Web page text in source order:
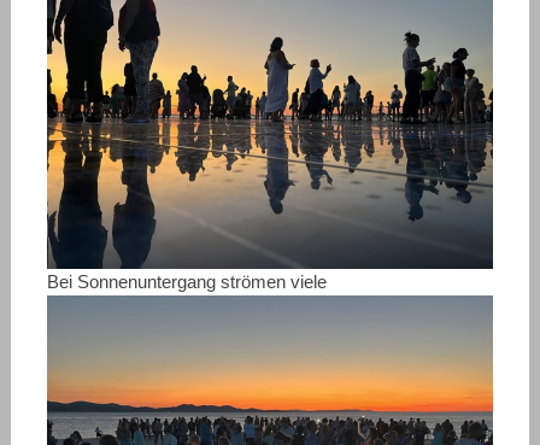
Bei Sonnenuntergang strömen viele